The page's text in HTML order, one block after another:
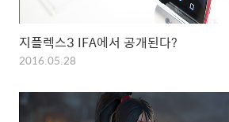
지플렉스3 IFA에서 공개된다?
2016.05.28